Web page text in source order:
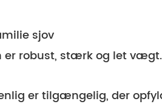
sjov
er robust, stærk og let
er tilgængelig, der